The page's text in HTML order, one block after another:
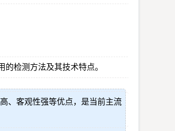
检测方法及其技术特点。
、客观性强等优点，是当前主流